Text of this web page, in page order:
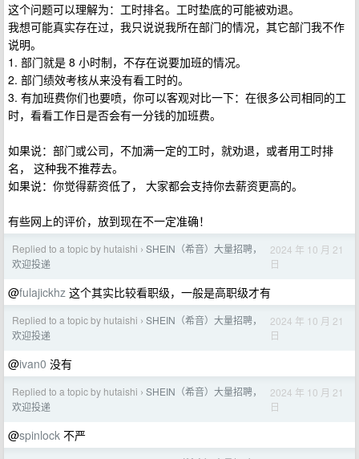
这个问题可以理解为：工时排名。工时垫底的可能被劝退。
我想可能真实存在过，我只说说我所在部门的情况，其它部门我不作
说明。
1. 部门就是 8 小时制，不存在说要加班的情况。
2. 部门绩效考核从来没有看工时的。
3. 有加班费你们也要喷，你可以客观对比一下：在很多公司相同的工
时，看看工作日是否会有一分钱的加班费。
如果说：部门或公司，不加满一定的工时，就劝退，或者用工时排
名， 这种我不推荐去。
如果说：你觉得薪资低了， 大家都会支持你去薪资更高的。
有些网上的评价，放到现在不一定准确！
Replied to a topic by hutaishi › SHEIN（希音）大量招聘，
欢迎投递
2024 年 10 月 21
日
@fulajickhz 这个其实比较看职级，一般是高职级才有
Replied to a topic by hutaishi › SHEIN（希音）大量招聘，
欢迎投递
2024 年 10 月 21
日
@ivan0 没有
Replied to a topic by hutaishi › SHEIN（希音）大量招聘，
欢迎投递
2024 年 10 月 21
日
@spinlock 不严